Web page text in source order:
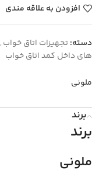
افزودن به علاقه مندی
دسته:تجهیزات اتاق خواب,
های داخل کمد اتاق خواب
ملونی
برند
برند
ملونی